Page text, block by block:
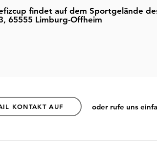
findet auf dem Sportgelände
65555 Limburg-Offheim
KONTAKT AUF oder rufe uns